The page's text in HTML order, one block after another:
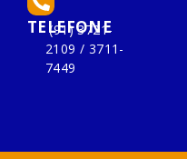
TELEFONE
(91) 3721-
2109 / 3711-
7449